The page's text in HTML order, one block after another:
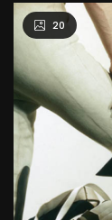
20